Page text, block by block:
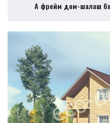
А фрейм дом-шалаш